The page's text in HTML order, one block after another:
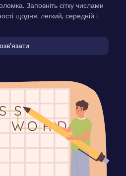
Заповніть сітку числами
щодня: легкий, середній і